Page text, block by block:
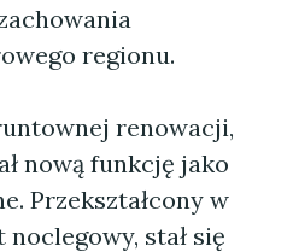
regionu.
renowacji,
nową funkcję jako
Przekształcony w
stał się